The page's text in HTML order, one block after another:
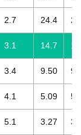
2.7 24.4
3.1 14.7
3.4 9.50
4.1 5.09
5.1 3.27